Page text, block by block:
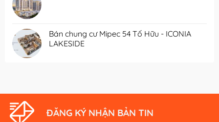
Bán chung cư Mipec 54 Tố Hữu - ICONIA
LAKESIDE
ĐĂNG KÝ NHẬN BẢN TIN